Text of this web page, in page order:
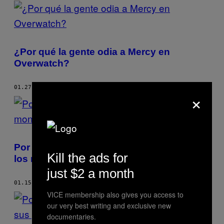
POSTS
BY
THIS
AUTHOR
¿Por qué la gente odia a Mercy en
Overwatch?
01.27.18
Por qué estamos tan obsesionados con
los monstruos sexys
01.15.18 POR
×
Kill the ads for
just $2 a month
VICE membership also gives you access to
our very best writing and exclusive new
documentaries.